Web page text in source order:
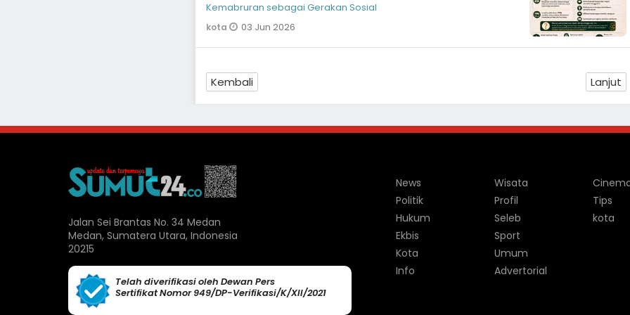
Kemabruran sebagai Gerakan Sosial
kota 03 Jun 2026
Kembali Lanjut
Jalan Sei Brantas No. 34 Medan
Medan, Sumatera Utara, Indonesia
20215
Telah diverifikasi oleh Dewan Pers
Sertifikat Nomor 949/DP-Verifikasi/K/XII/2021
News
Politik
Hukum
Ekbis
Kota
Info
Wisata
Profil
Seleb
Sport
Umum
Advertorial
Tips
kota